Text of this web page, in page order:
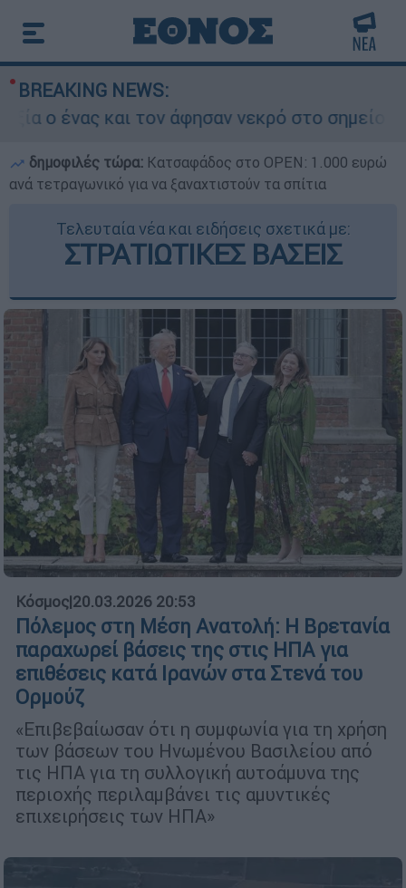
BREAKING NEWS:
και τον άφησαν νεκρό στο σημείο
δημοφιλές τώρα: Κατσαφάδος στο OPEN: 1.000 ευρώ
ανά τετραγωνικό για να ξαναχτιστούν τα σπίτια
Τελευταία νέα και ειδήσεις σχετικά με:
ΣΤΡΑΤΙΩΤΙΚΕΣ ΒΑΣΕΙΣ
Κόσμος|20.03.2026 20:53
Πόλεμος στη Μέση Ανατολή: Η Βρετανία
παραχωρεί βάσεις της στις ΗΠΑ για
επιθέσεις κατά Ιρανών στα Στενά του
Ορμούζ
«Επιβεβαίωσαν ότι η συμφωνία για τη χρήση
των βάσεων του Ηνωμένου Βασιλείου από
τις ΗΠΑ για τη συλλογική αυτοάμυνα της
περιοχής περιλαμβάνει τις αμυντικές
επιχειρήσεις των ΗΠΑ»